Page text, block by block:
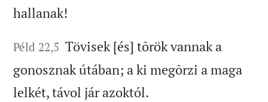
hallanak!
Péld 22,5 Tövisek [és] tõrök vannak a
gonosznak útában; a ki megõrzi a maga
lelkét, távol jár azoktól.